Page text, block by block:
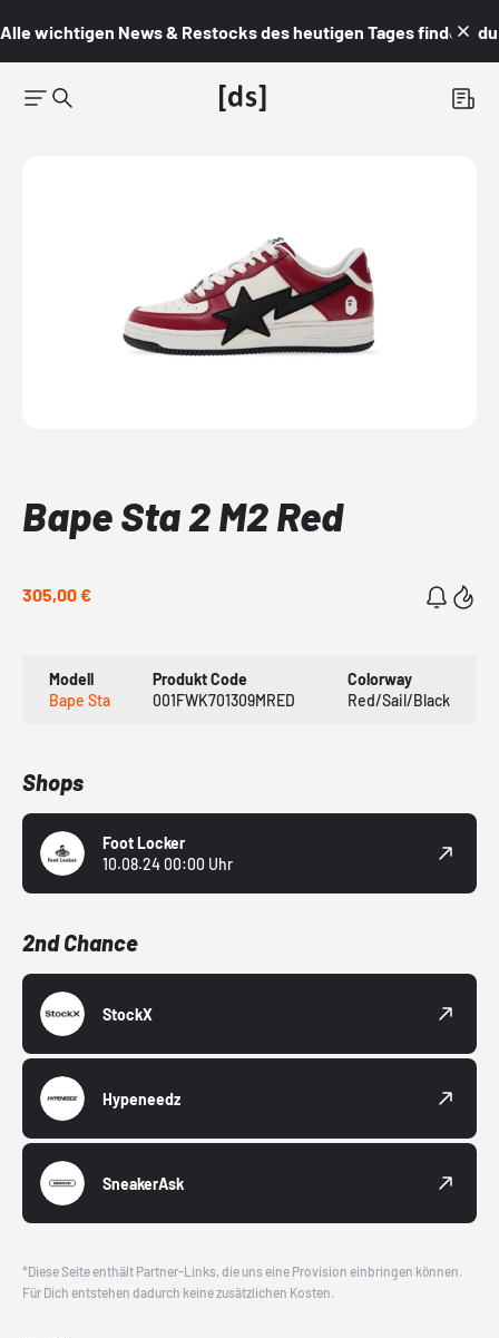
Alle wichtigen News & Restocks des heutigen Tages findest du
Bape Sta 2 M2 Red
305,00 €
Modell
Bape Sta
Produkt Code
001FWK701309MRED
Colorway
Red/Sail/Black
Shops
Foot Locker
10.08.24 00:00 Uhr
2nd Chance
StockX
Hypeneedz
SneakerAsk
*Diese Seite enthält Partner-Links, die uns eine Provision einbringen können.
Für Dich entstehen dadurch keine zusätzlichen Kosten.